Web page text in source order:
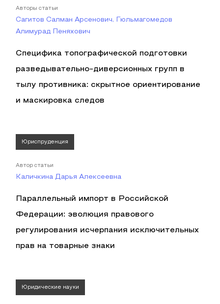
Авторы статьи
Сагитов Салман Арсенович, Гюльмагомедов
Алимурад Пеняхович
Специфика топографической подготовки
разведывательно-диверсионных групп в
тылу противника: скрытное ориентирование
и маскировка следов
Юриспруденция
Автор статьи
Каличкина Дарья Алексеевна
Параллельный импорт в Российской
Федерации: эволюция правового
регулирования исчерпания исключительных
прав на товарные знаки
Юридические науки